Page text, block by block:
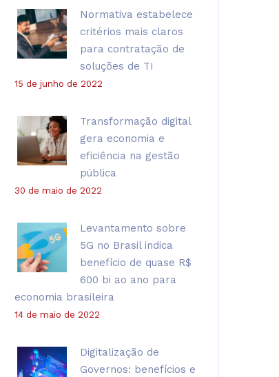
Normativa estabelece
critérios mais claros
para contratação de
soluções de TI
15 de junho de 2022
Transformação digital
gera economia e
eficiência na gestão
pública
30 de maio de 2022
Levantamento sobre
5G no Brasil indica
benefício de quase R$
600 bi ao ano para
economia brasileira
14 de maio de 2022
Digitalização de
Governos: benefícios e